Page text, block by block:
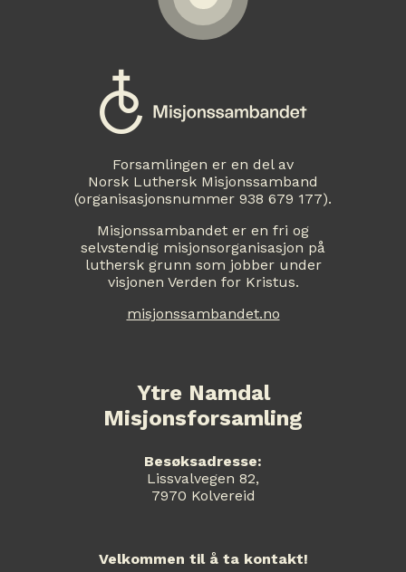
Forsamlingen er en del av
Norsk Luthersk Misjonssamband
(organisasjonsnummer 938 679 177).
Misjonssambandet er en fri og
selvstendig misjonsorganisasjon på
luthersk grunn som jobber under
visjonen Verden for Kristus.
misjonssambandet.no
Ytre Namdal
Misjonsforsamling
Besøksadresse:
Lissvalvegen 82,
7970 Kolvereid
Velkommen til å ta kontakt!